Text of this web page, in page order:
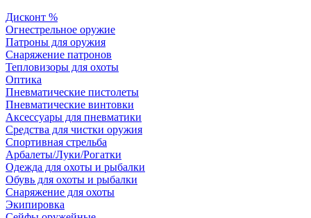
Дисконт %
Огнестрельное оружие
Патроны для оружия
Снаряжение патронов
Тепловизоры для охоты
Оптика
Пневматические пистолеты
Пневматические винтовки
Аксессуары для пневматики
Средства для чистки оружия
Спортивная стрельба
Арбалеты/Луки/Рогатки
Одежда для охоты и рыбалки
Обувь для охоты и рыбалки
Снаряжение для охоты
Экипировка